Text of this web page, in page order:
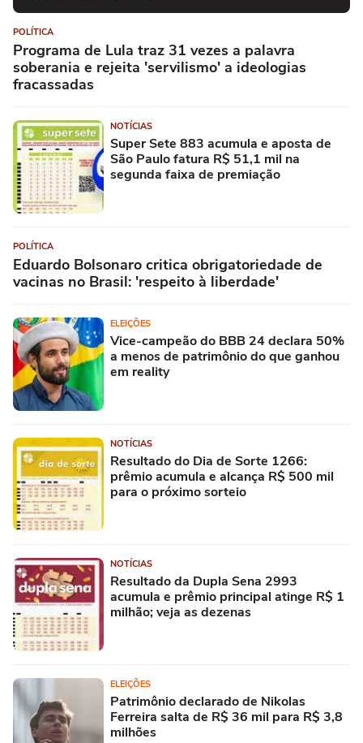
POLÍTICA
Programa de Lula traz 31 vezes a palavra
soberania e rejeita 'servilismo' a ideologias
fracassadas
NOTÍCIAS
Super Sete 883 acumula e aposta de
São Paulo fatura R$ 51,1 mil na
segunda faixa de premiação
POLÍTICA
Eduardo Bolsonaro critica obrigatoriedade de
vacinas no Brasil: 'respeito à liberdade'
ELEIÇÕES
Vice-campeão do BBB 24 declara 50%
a menos de patrimônio do que ganhou
em reality
NOTÍCIAS
Resultado do Dia de Sorte 1266:
prêmio acumula e alcança R$ 500 mil
para o próximo sorteio
NOTÍCIAS
Resultado da Dupla Sena 2993
acumula e prêmio principal atinge R$ 1
milhão; veja as dezenas
ELEIÇÕES
Patrimônio declarado de Nikolas
Ferreira salta de R$ 36 mil para R$ 3,8
milhões